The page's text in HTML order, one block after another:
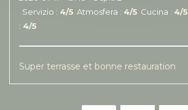
Servizio : 4/5 Atmosfera : 4/5 Cucina : 4/5
: 4/5
Super terrasse et bonne restauration